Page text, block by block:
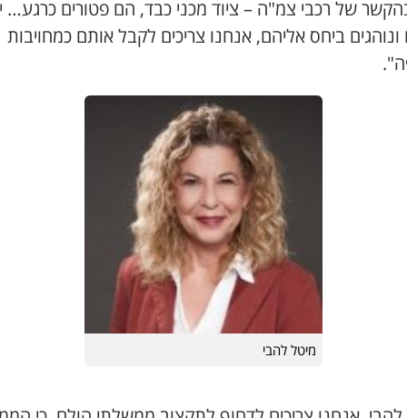
של רכבי צמ"ה – ציוד מכני כבד, הם פטורים כרגע…
ונוהגים ביחס אליהם, אנחנו צריכים לקבל אותם כמחויבות
מיטל להבי